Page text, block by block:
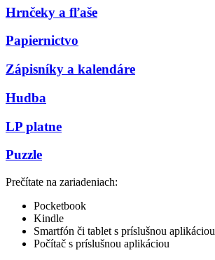
Hrnčeky a fľaše
Papiernictvo
Zápisníky a kalendáre
Hudba
LP platne
Puzzle
Prečítate na zariadeniach:
Pocketbook
Kindle
Smartfón či tablet s príslušnou aplikáciou
Počítač s príslušnou aplikáciou